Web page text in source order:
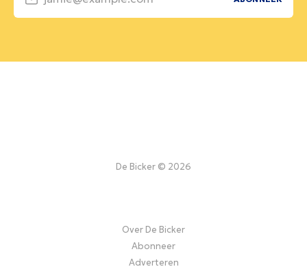
De Bicker © 2026
Over De Bicker
Abonneer
Adverteren